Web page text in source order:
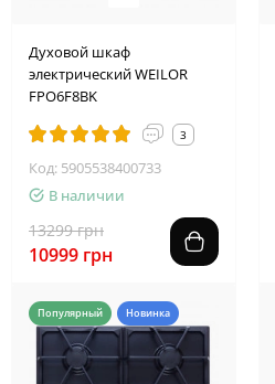
Духовой шкаф
электрический WEILOR
FPO6F8BK
3
Код: 5905538400733
В наличии
13299 грн
10999 грн
Популярный Новинка